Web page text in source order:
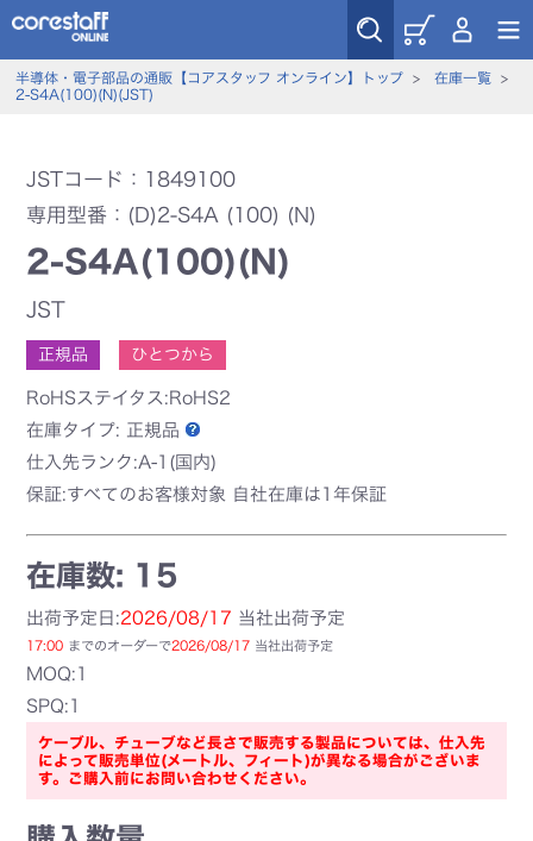
半導体・電子部品の通販【コアスタッフ オンライン】トップ> 在庫一覧>
2-S4A(100)(N)(JST)
JSTコード：1849100
専用型番：(D)2-S4A (100) (N)
2-S4A(100)(N)
JST
正規品 ひとつから
RoHSステイタス:RoHS2
在庫タイプ: 正規品
仕入先ランク:A-1(国内)
保証:すべてのお客様対象 自社在庫は1年保証
在庫数: 15
出荷予定日:2026/08/17 当社出荷予定
17:00 までのオーダーで2026/08/17 当社出荷予定
MOQ:1
SPQ:1
ケーブル、チューブなど長さで販売する製品については、仕入先
によって販売単位(メートル、フィート)が異なる場合がございま
す。ご購入前にお問い合わせください。